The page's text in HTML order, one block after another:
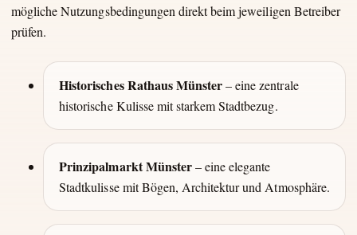
mögliche Nutzungsbedingungen direkt beim jeweiligen Betreiber
prüfen.
Historisches Rathaus Münster– eine zentrale
historische Kulisse mit starkem Stadtbezug.
Prinzipalmarkt Münster– eine elegante
Stadtkulisse mit Bögen, Architektur und Atmosphäre.